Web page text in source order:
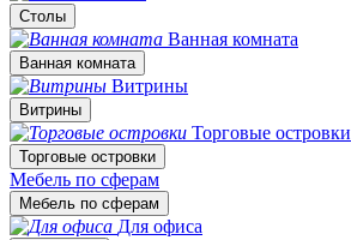
Столы
Ванная комната
Ванная комната
Витрины
Витрины
Торговые островки
Торговые островки
Мебель по сферам
Мебель по сферам
Для офиса